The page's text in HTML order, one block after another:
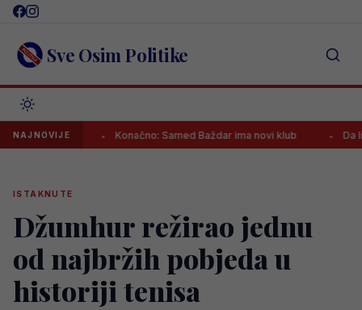
Skip
content Sve Osim Politike
NAJNOVIJE Konačno: Samed Baždar ima novi klub Da li je
ISTAKNUTE
Džumhur režirao jednu
od najbržih pobjeda u
historiji tenisa